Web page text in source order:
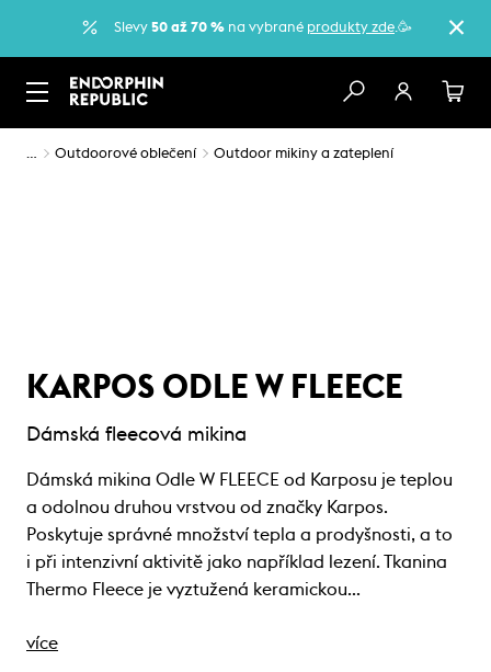
Slevy 50 až 70 % na vybrané produkty zde.🥳
… Outdoorové oblečení Outdoor mikiny a zateplení
KARPOS ODLE W FLEECE
Dámská fleecová mikina
Dámská mikina Odle W FLEECE od Karposu je teplou
a odolnou druhou vrstvou od značky Karpos.
Poskytuje správné množství tepla a prodyšnosti, a to
i při intenzivní aktivitě jako například lezení. Tkanina
Thermo Fleece je vyztužená keramickou…
více